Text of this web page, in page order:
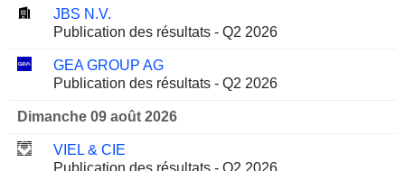
JBS N.V.
Publication des résultats - Q2 2026
GEA GROUP AG
Publication des résultats - Q2 2026
Dimanche 09 août 2026
VIEL & CIE
Publication des résultats - Q2 2026